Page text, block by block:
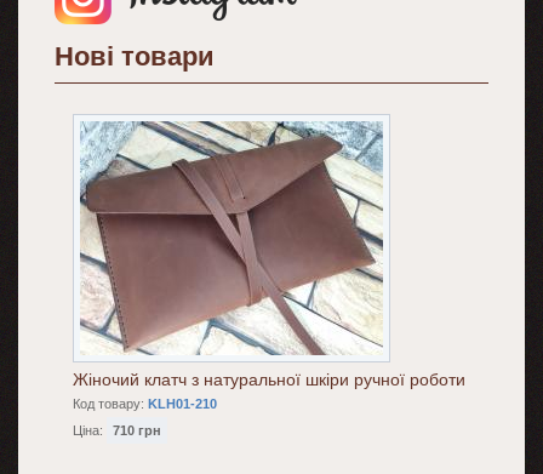
Нові товари
Жіночий клатч з натуральної шкіри ручної роботи
Код товару: KLH01-210
Ціна:
710 грн